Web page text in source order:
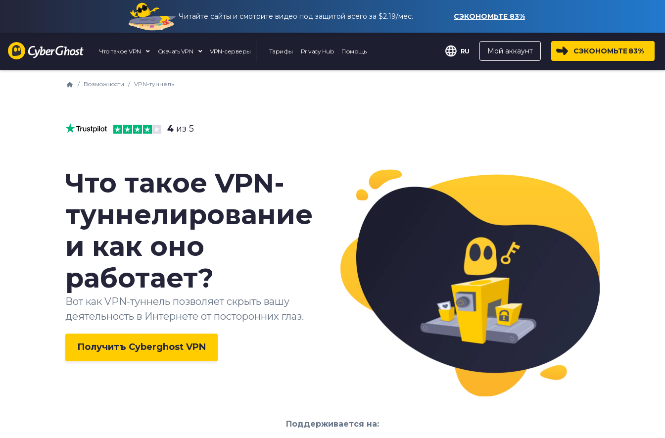
Читайте сайты и смотрите видео под защитой всего за $2.19/мес. СЭКОНОМЬТЕ 83%
Что такое VPN Скачать VPN VPN-серверы Тарифы Privacy Hub Помощь RU Мой аккаунт СЭКОНОМЬТЕ83%
Boзмoжнocти VPN-туннель
4 из 5
Что такое VPN-
туннелирование
и как оно
работает?
Вот как VPN-туннель позволяет скрыть вашу
деятельность в Интернете от посторонних глаз.
Получитъ Cyberghost VPN
Поддерживается на: